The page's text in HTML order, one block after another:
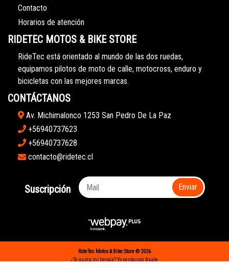
Contacto
Horarios de atención
RIDETEC MOTOS & BIKE STORE
RideTec está orientado al mundo de las dos ruedas,
equipamos pilotos de moto de calle, motocross, enduro y
bicicletas con las mejores marcas.
CONTÁCTANOS
Av. Michimalonco 1253 San Pedro De La Paz
+56940737623
+56940737628
contacto@ridetec.cl
Suscripción Enviar
RideTec Motos & Bike Store © 2026
¿Te gusta mi tienda? Yo vendo con Bsale